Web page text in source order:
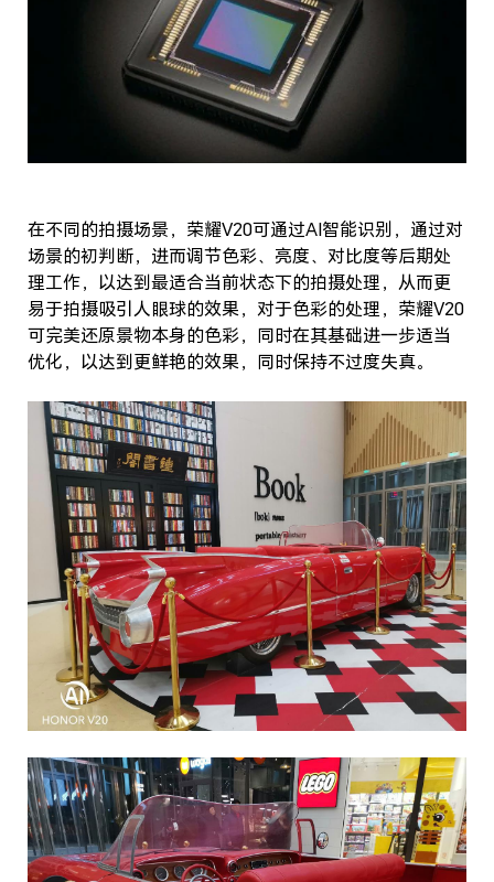
在不同的拍摄场景，荣耀V20可通过AI智能识别，通过对
场景的初判断，进而调节色彩、亮度、对比度等后期处
理工作，以达到最适合当前状态下的拍摄处理，从而更
易于拍摄吸引人眼球的效果，对于色彩的处理，荣耀V20
可完美还原景物本身的色彩，同时在其基础进一步适当
优化，以达到更鲜艳的效果，同时保持不过度失真。